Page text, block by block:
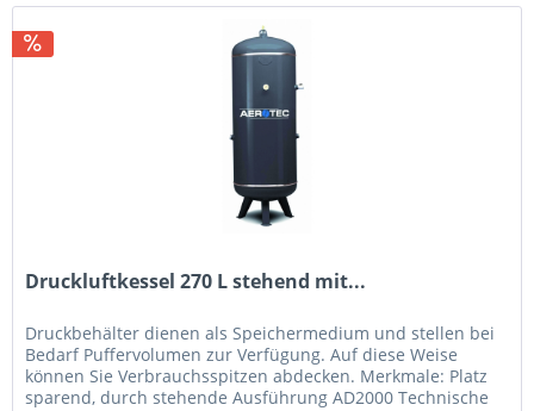
Druckluftkessel 270 L stehend mit...
Druckbehälter dienen als Speichermedium und stellen bei
Bedarf Puffervolumen zur Verfügung. Auf diese Weise
können Sie Verbrauchsspitzen abdecken. Merkmale: Platz
sparend, durch stehende Ausführung AD2000 Technische